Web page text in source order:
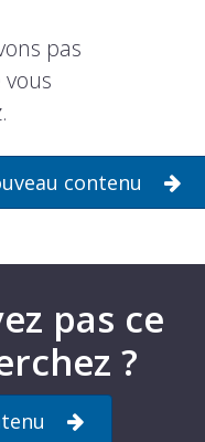
pas
contenu
pas ce
?